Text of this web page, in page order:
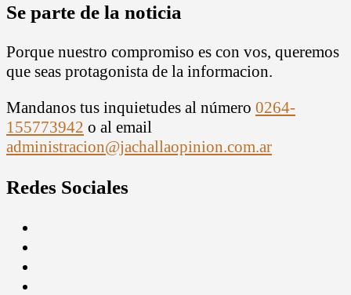
Se parte de la noticia
Porque nuestro compromiso es con vos, queremos
que seas protagonista de la informacion.
Mandanos tus inquietudes al número 0264-
155773942 o al email
administracion@jachallaopinion.com.ar
Redes Sociales